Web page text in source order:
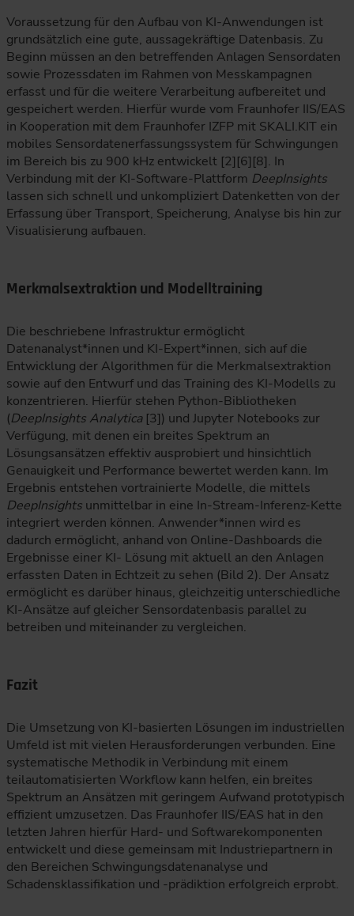
Voraussetzung für den Aufbau von KI-Anwendungen ist
grundsätzlich eine gute, aussagekräftige Datenbasis. Zu
Beginn müssen an den betreffenden Anlagen Sensordaten
sowie Prozessdaten im Rahmen von Messkampagnen
erfasst und für die weitere Verarbeitung aufbereitet und
gespeichert werden. Hierfür wurde vom Fraunhofer IIS/EAS
in Kooperation mit dem Fraunhofer IZFP mit SKALI.KIT ein
mobiles Sensordatenerfassungssystem für Schwingungen
im Bereich bis zu 900 kHz entwickelt [2][6][8]. In
Verbindung mit der KI-Software-Plattform DeepInsights
lassen sich schnell und unkompliziert Datenketten von der
Erfassung über Transport, Speicherung, Analyse bis hin zur
Visualisierung aufbauen.
Merkmalsextraktion und Modelltraining
Die beschriebene Infrastruktur ermöglicht
Datenanalyst*innen und KI-Expert*innen, sich auf die
Entwicklung der Algorithmen für die Merkmalsextraktion
sowie auf den Entwurf und das Training des KI-Modells zu
konzentrieren. Hierfür stehen Python-Bibliotheken
(DeepInsights Analytica[3]) und Jupyter Notebooks zur
Verfügung, mit denen ein breites Spektrum an
Lösungsansätzen effektiv ausprobiert und hinsichtlich
Genauigkeit und Performance bewertet werden kann. Im
Ergebnis entstehen vortrainierte Modelle, die mittels
DeepInsights unmittelbar in eine In-Stream-Inferenz-Kette
integriert werden können. Anwender*innen wird es
dadurch ermöglicht, anhand von Online-Dashboards die
Ergebnisse einer KI- Lösung mit aktuell an den Anlagen
erfassten Daten in Echtzeit zu sehen (Bild 2). Der Ansatz
ermöglicht es darüber hinaus, gleichzeitig unterschiedliche
KI-Ansätze auf gleicher Sensordatenbasis parallel zu
betreiben und miteinander zu vergleichen.
Fazit
Die Umsetzung von KI-basierten Lösungen im industriellen
Umfeld ist mit vielen Herausforderungen verbunden. Eine
systematische Methodik in Verbindung mit einem
teilautomatisierten Workflow kann helfen, ein breites
Spektrum an Ansätzen mit geringem Aufwand prototypisch
effizient umzusetzen. Das Fraunhofer IIS/EAS hat in den
letzten Jahren hierfür Hard- und Softwarekomponenten
entwickelt und diese gemeinsam mit Industriepartnern in
den Bereichen Schwingungsdatenanalyse und
Schadensklassifikation und -prädiktion erfolgreich erprobt.